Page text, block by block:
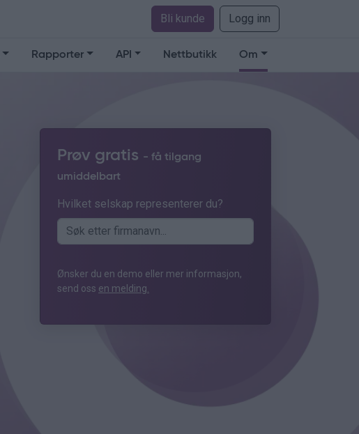
Rapporter API Nettbutikk Om
Bli kunde Logg inn
Prøv gratis - få tilgang
umiddelbart
Hvilket selskap representerer du?
Ønsker du en demo eller mer informasjon,
send oss en melding.